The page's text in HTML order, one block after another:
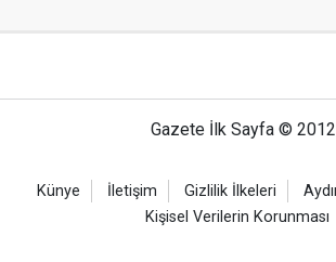
Gazete İlk Sayfa © 2012
Künye İletişim Gizlilik İlkeleri
Kişisel Verilerin Korunması